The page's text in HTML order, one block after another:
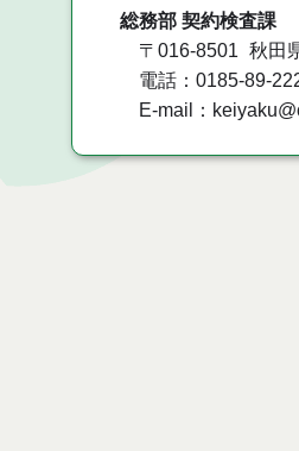
総務部 契約検査課
〒016-8501
秋田
電話：0185-89-
E-mail：